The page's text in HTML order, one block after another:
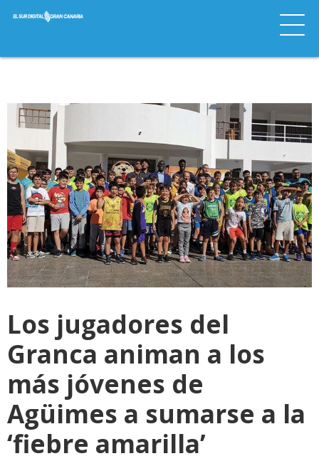
Los jugadores del
Granca animan a los
más jóvenes de
Agüimes a sumarse a la
‘fiebre amarilla’